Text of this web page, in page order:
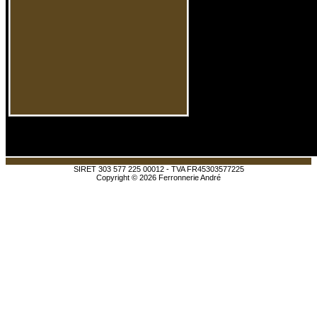
SIRET 303 577 225 00012 - TVA FR45303577225
Copyright © 2026 Ferronnerie André